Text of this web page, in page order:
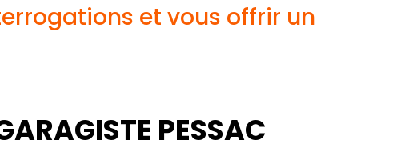
et vous offrir un
PESSAC